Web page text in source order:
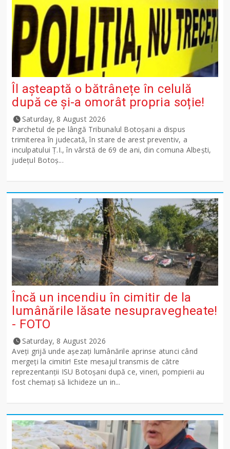
Îl așteaptă o bătrânețe în celulă
după ce și-a omorât propria soție!
Saturday, 8 August 2026
Parchetul de pe lângă Tribunalul Botoşani a dispus
trimiterea în judecată, în stare de arest preventiv, a
inculpatului Ț.I., în vârstă de 69 de ani, din comuna Albești,
județul Botoș...
Încă un incendiu în cimitir de la
lumânările lăsate nesupravegheate!
- FOTO
Saturday, 8 August 2026
Aveți grijă unde așezați lumânările aprinse atunci când
mergeți la cimitir! Este mesajul transmis de către
reprezentanții ISU Botoșani după ce, vineri, pompierii au
fost chemați să lichideze un in...